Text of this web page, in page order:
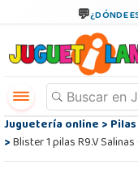
¿DÓNDE
Juguetería online>
>Blister 1 pilas R9.V Salinas